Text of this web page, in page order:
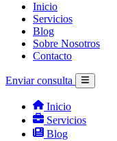
Inicio
Servicios
Blog
Sobre Nosotros
Contacto
Enviar consulta
Inicio
Servicios
Blog